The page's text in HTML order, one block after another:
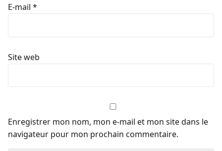
E-mail *
Site web
Enregistrer mon nom, mon e-mail et mon site dans le
navigateur pour mon prochain commentaire.